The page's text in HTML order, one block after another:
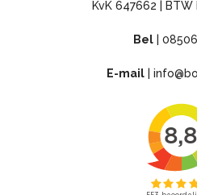
KvK 647662 | BTW
Bel|
E-mail